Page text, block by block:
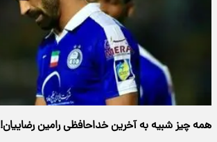
همه چیز شبیه به آخرین خداحافظی رامین رضاییان!